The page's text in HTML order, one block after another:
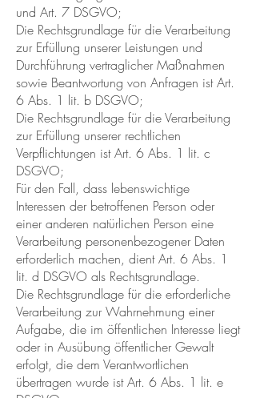
und Art. 7 DSGVO;
Die Rechtsgrundlage für die Verarbeitung
zur Erfüllung unserer Leistungen und
Durchführung vertraglicher Maßnahmen
sowie Beantwortung von Anfragen ist Art.
6 Abs. 1 lit. b DSGVO;
Die Rechtsgrundlage für die Verarbeitung
zur Erfüllung unserer rechtlichen
Verpflichtungen ist Art. 6 Abs. 1 lit. c
DSGVO;
Für den Fall, dass lebenswichtige
Interessen der betroffenen Person oder
einer anderen natürlichen Person eine
Verarbeitung personenbezogener Daten
erforderlich machen, dient Art. 6 Abs. 1
lit. d DSGVO als Rechtsgrundlage.
Die Rechtsgrundlage für die erforderliche
Verarbeitung zur Wahrnehmung einer
Aufgabe, die im öffentlichen Interesse liegt
oder in Ausübung öffentlicher Gewalt
erfolgt, die dem Verantwortlichen
übertragen wurde ist Art. 6 Abs. 1 lit. e